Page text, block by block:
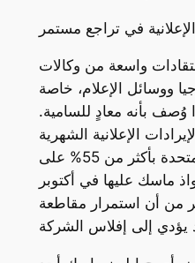
في تراجع مستمر
واسعة من وكالات
ووسائل الإعلام، خاصة
بأنه معادٍ للسامية.
الإعلانية الشهرية
للمنصة في الولايات المتحدة بأكثر من 55% على
ماسك عليها في أكتوبر
من أن استمرار مقاطعة